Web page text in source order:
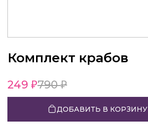
Комплект крабов
249 790
ДОБАВИТЬ В КОРЗИНУ